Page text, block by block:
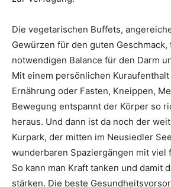
Die vegetarischen Buffets,
Gewürzen für den guten
notwendigen Balance für den Darm
Mit einem persönlichen
Ernährung oder Fasten, Kneippen,
Bewegung entspannt der Körper so
heraus. Und dann ist da noch der
Kurpark, der mitten im Neusiedler
wunderbaren Spaziergängen mit viel
So kann man Kraft tanken und damit
stärken. Die beste